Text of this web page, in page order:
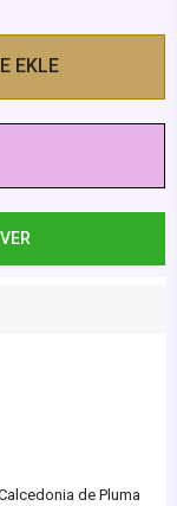
EKLE
de Pluma